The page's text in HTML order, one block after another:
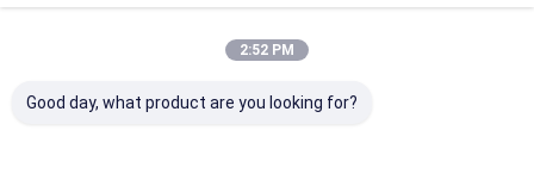
2:52 PM
Good day, what product are you looking for?